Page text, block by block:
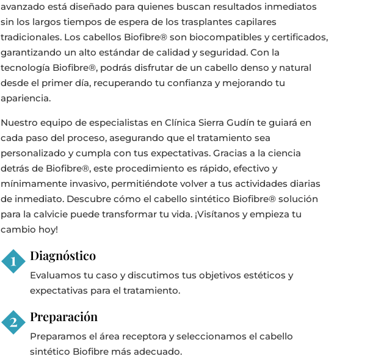
avanzado está diseñado para quienes buscan resultados inmediatos
sin los largos tiempos de espera de los trasplantes capilares
tradicionales. Los cabellos Biofibre® son biocompatibles y certificados,
garantizando un alto estándar de calidad y seguridad. Con la
tecnología Biofibre®, podrás disfrutar de un cabello denso y natural
desde el primer día, recuperando tu confianza y mejorando tu
apariencia.
Nuestro equipo de especialistas en Clínica Sierra Gudín te guiará en
cada paso del proceso, asegurando que el tratamiento sea
personalizado y cumpla con tus expectativas. Gracias a la ciencia
detrás de Biofibre®, este procedimiento es rápido, efectivo y
mínimamente invasivo, permitiéndote volver a tus actividades diarias
de inmediato. Descubre cómo el cabello sintético Biofibre® solución
para la calvicie puede transformar tu vida. ¡Visítanos y empieza tu
cambio hoy!
Diagnóstico
Evaluamos tu caso y discutimos tus objetivos estéticos y
expectativas para el tratamiento.
Preparación
Preparamos el área receptora y seleccionamos el cabello
sintético Biofibre más adecuado.